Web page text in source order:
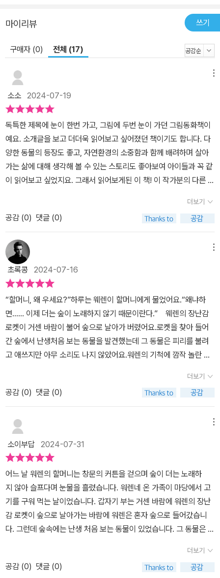
마이리뷰 쓰기
구매자 (0) 전체 (17)
소소 2024-07-19
독특한 제목에 눈이 한번 가고, 그림에 두번 눈이 가던 그림동화책이
예요. 소개글을 보고 더더욱 읽어보고 싶어졌던 책이기도 합니다. 다
양한 동물의 등장도 좋고, 자연환경의 소중함과 함께 배려하며 살아
가는 삶에 대해 생각해 볼 수 있는 스토리도 좋아보여 아이들과 꼭 같
이 읽어보고 싶었지요. 그래서 읽어보게된 이 책! 이 작가분의 다른 동
지 않게 되었을 때, 워렌은 우연히 숲으로 날아간 장난감 로켓을 찾으
러 갔다가 피리를 불려고 애를 쓰는 한 동물을 발견하게 됩니다. 그 동
물은 워렌이 하는 기침소리에 놀라 사라졌고, 워렌은 집에 돌아와서
도 그 동물을 생각합니다. 자면서도 그 동물이 나오는 꿈을 꾸던 워렌
은 갑작스러운 이상한 감각에 놀라 깨지요. 침대가 온통 개미 떼로 뒤
덮여 있었어요. 개미는 워렌에게 워렌이 본 동물은 자연의 신인 판이
고, 멜로디를 잊어 더 이상 피리를 불지 못하게 되었다고 알려줍니다.
그리고 그가 노래하지 않는 이상 자연은 망가질거라는 경고도 해주지
요. 다가올 재앙에 모두 함께 맞서야 한다는 개미에게 워렌은 방 카펫
을 걷어내고 땅을 파서 개미들을 숨겨줍니다. 그렇게 개미를 시작으
로 하나둘씩 숲의 동물들이 워렌을 찾아왔어요. 워렌은 그때마다 동
물들에게 어울릴만한 공간을 내어주었어요. 그리고 마침내 모두 모인
동물들은 판의 분노에 맞설 준비를 시작합니다.동물들와 워렌, 그리
고 워렌의 가족은 판의 분노를 잠재웠을까요? 잠재웠다면 어떤 방법
모든 것을 내어줍니다. 하지만, 인간들은 더 많은 것을 요구했고 그 결
과 자연은 파괴되기 시작했지요. 지금 전세계적으로 벌어지고 있는
자연재해들이 그 증거예요. 우리도 자연재해를 막기 위한 준비와 대
비를 해야하지 않을까요? 자연의 소중함을 생각해 보고 앞으로를 위
해선 어떻게 하는게 좋을지 고민해 볼 수 있는 동화책이예요. 감각적
이며 귀여운 그림이 아이들의 눈을 사로잡을 거예요. 많은 아이들이
읽으면 좋겠어요! 저희 아이들은 이미 열심히 읽고 있답니다.
더보기
공감 (0) 댓글 (0)
초록콩 2024-07-16
“할머니, 왜 우세요?”하루는 웨렌이 할머니에게 물었어요.“왜냐하
면...... 이제 더는 숲이 노래하지 않기 때문이란다.” 웨렌의 장난감
로켓이 거센 바람이 불어 숲으로 날아가 버렸어요.로켓을 찾아 들어
간 숲에서 난생처음 보는 동물을 발견했는데 그 동물은 피리를 불려
고 애쓰지만 아무 소리도 나지 않았어요.워렌의 기척에 깜작 놀란 동
만났던 동물이 떠오르고 밤마다 꿈에서 그 동물을 보았어요,어느 날
엔 동물은 늘 불던 피리를 삼키고 용으로 바뀌어 입에서 불을 뿜었어
요,잠에서 깼을 때 침대는 개미로 덮여 있었고 여왕개미가 그 동물에
대해 알려 주지요. 그 동물은 위대한 신 “판”인데 더 이상 피리를 불
수 없게 되었다는 이야기였어요.그리고 판이 노래를 부르지 않으면
계절의 리듬이 깨지고 자연은 걷잡을 수 없이 망가져 버린다는 사실
을 알려주었어요. 작가의 다른 작품 <표범이 말했다>는 위대한 숲의
현자인 검은 표범 ‘소피아’의 입을 통해 삶과 죽음에 대해 이야기했다
면 이번 이야기는 숲과 자연의 신인 ‘판’을 통해 인간들에게 기후 위기
를 경고하고 있습니다. 신화 속의 ‘판’은 산과 들에서 자유롭게 살아
가지만 변덕이 심한 탓에 화를 잘 낸다고 합니다.종잡을 수 없는 자연
을 닮은 ‘판’은 인간들이 더 이상 ‘판’의 노래를 부르지 않고 자연을 돌
보지 않은 까닭에 심술을 부리기도 합니다. 사계절이 뚜렷했던 우리
나라도 기후의 영향을 많이 받는 나라가 돼버렸습니다.봄과 가을은
더보기
공감 (0) 댓글 (0)
소이부답 2024-07-31
어느 날 워렌의 할머니는 창문의 커튼을 걷으며 숲이 더는 노래하
지 않아 슬프다며 눈물을 흘렸습니다. 워렌네 온 가족이 마당에서 고
기를 구워 먹는 날이었습니다. 갑자기 부는 거센 바람에 워렌의 장난
감 로켓이 숲으로 날아가는 바람에 워렌은 혼자 숲으로 들어갔습니
다. 그런데 숲속에는 난생 처음 보는 동물이 있었습니다. 그 동물은 피
다. 동물은 몰래 숨어보던 워렌의 기침소리에 놀라 수풀 사이로 번개
처럼 사라져 버렸습니다. 그날 이후로, 워렌은 밤마다 꿈에서 그 동물
더보기
공감 (0) 댓글 (0)